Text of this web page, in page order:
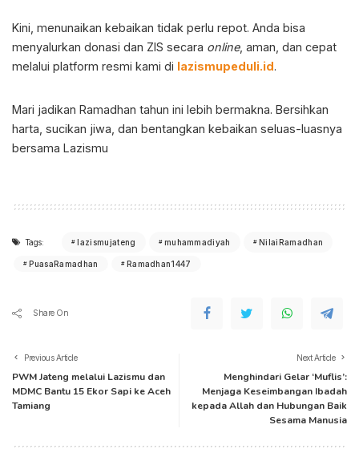
Kini, menunaikan kebaikan tidak perlu repot. Anda bisa
menyalurkan donasi dan ZIS secara online, aman, dan cepat
melalui platform resmi kami di lazismupeduli.id.
Mari jadikan Ramadhan tahun ini lebih bermakna. Bersihkan
harta, sucikan jiwa, dan bentangkan kebaikan seluas-luasnya
bersama Lazismu
Tags: lazismujateng muhammadiyah NilaiRamadhan
PuasaRamadhan Ramadhan1447
Share On
Previous Article
PWM Jateng melalui Lazismu dan
MDMC Bantu 15 Ekor Sapi ke Aceh
Tamiang
Next Article
Menghindari Gelar ‘Muflis’:
Menjaga Keseimbangan Ibadah
kepada Allah dan Hubungan Baik
Sesama Manusia